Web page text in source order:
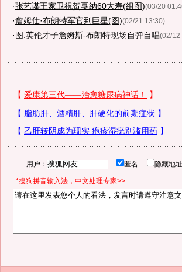
·张艺谋王家卫祝贺戛纳60大寿(组图)(03/20
·詹姆仕·布朗特军官到巨星(图)(02/21 13:30)
·图:英伦才子詹姆斯-布朗特现场自弹自唱(02/12
用户： 匿名 隐藏地
*搜狗拼音输入法，中文处理专家>>